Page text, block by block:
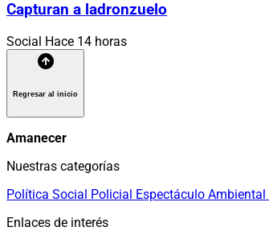
Capturan a ladronzuelo
Social Hace 14 horas
Regresar al inicio
Amanecer
Nuestras categorías
Política Social Policial Espectáculo Ambiental
Enlaces de interés